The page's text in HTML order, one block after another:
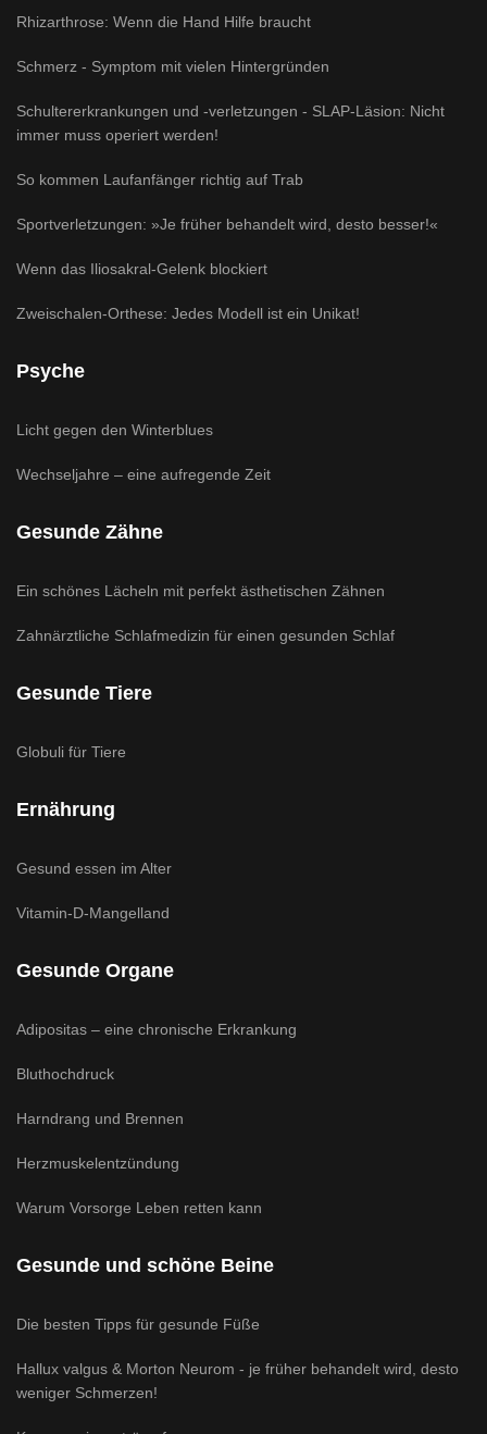
Rhizarthrose: Wenn die Hand Hilfe braucht
Schmerz - Symptom mit vielen Hintergründen
Schultererkrankungen und -verletzungen - SLAP-Läsion: Nicht
immer muss operiert werden!
So kommen Laufanfänger richtig auf Trab
Sportverletzungen: »Je früher behandelt wird, desto besser!«
Wenn das Iliosakral-Gelenk blockiert
Zweischalen-Orthese: Jedes Modell ist ein Unikat!
Psyche
Licht gegen den Winterblues
Wechseljahre – eine aufregende Zeit
Gesunde Zähne
Ein schönes Lächeln mit perfekt ästhetischen Zähnen
Zahnärztliche Schlafmedizin für einen gesunden Schlaf
Gesunde Tiere
Globuli für Tiere
Ernährung
Gesund essen im Alter
Vitamin-D-Mangelland
Gesunde Organe
Adipositas – eine chronische Erkrankung
Bluthochdruck
Harndrang und Brennen
Herzmuskelentzündung
Warum Vorsorge Leben retten kann
Gesunde und schöne Beine
Die besten Tipps für gesunde Füße
Hallux valgus & Morton Neurom - je früher behandelt wird, desto
weniger Schmerzen!